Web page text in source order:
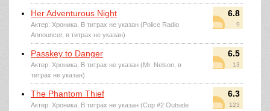
6.8
9
Her Adventurous Night
Актер: Хроника, В титрах не указан (Police Radio
Announcer, в титрах не указан)
6.5
13
Passkey to Danger
Актер: Хроника, В титрах не указан (Mr. Nelson, в
титрах не указан)
6.3
123
The Phantom Thief
Актер: Хроника, В титрах не указан (Cop #2 Outside